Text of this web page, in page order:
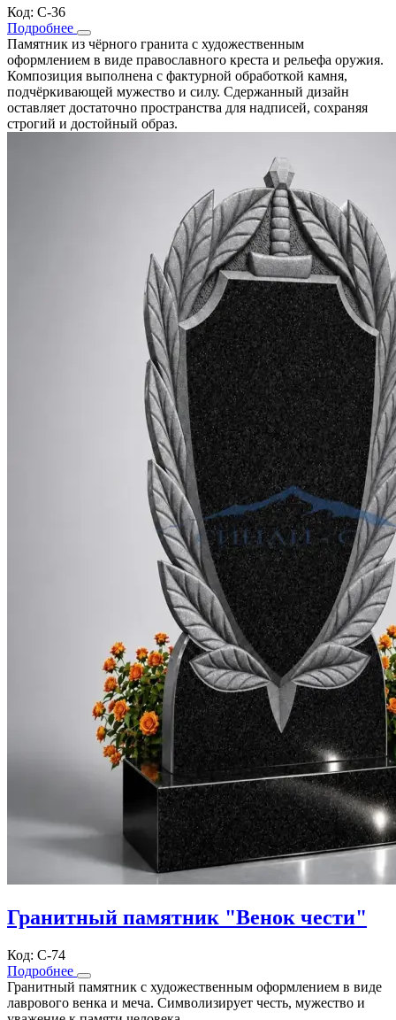
Код: С-36
Подробнее
Памятник из чёрного гранита с художественным
оформлением в виде православного креста и рельефа оружия.
Композиция выполнена с фактурной обработкой камня,
подчёркивающей мужество и силу. Сдержанный дизайн
оставляет достаточно пространства для надписей, сохраняя
строгий и достойный образ.
Гранитный памятник "Венок чести"
Код: С-74
Подробнее
Гранитный памятник с художественным оформлением в виде
лаврового венка и меча. Символизирует честь, мужество и